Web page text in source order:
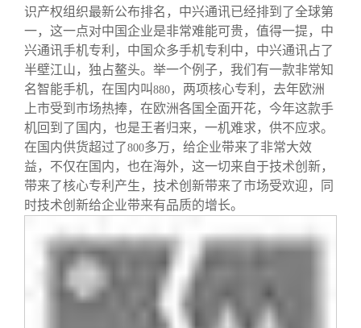
识产权组织最新公布排名，中兴通讯已经排到了全球第
一，这一点对中国企业是非常难能可贵，值得一提，中
兴通讯手机专利，中国众多手机专利中，中兴通讯占了
半壁江山，独占鳌头。举一个例子，我们有一款非常知
名智能手机，在国内叫 880 ，两项核心专利，去年欧洲
上市受到市场热捧，在欧洲各国全面开花，今年这款手
机回到了国内，也是王者归来，一机难求，供不应求。
在国内供货超过了800多万，给企业带来了非常大效
益，不仅在国内，也在海外，这一切来自于技术创新，
带来了核心专利产生，技术创新带来了市场受欢迎，同
时技术创新给企业带来有品质的增长。